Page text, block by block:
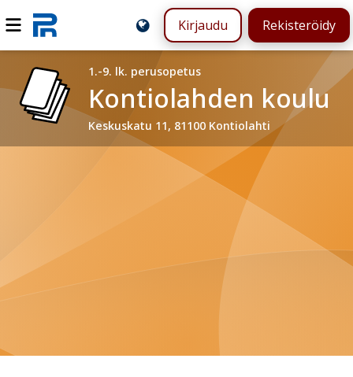
Kirjaudu Rekisteröidy
1.-9. lk. perusopetus
Kontiolahden koulu
Keskuskatu 11, 81100 Kontiolahti